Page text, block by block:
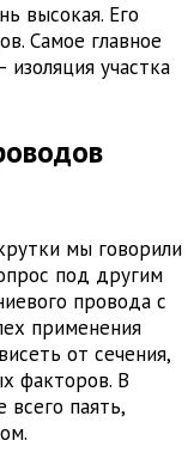
высокая. Его
Самое главное
участка
мы говорили
под другим
провода с
применения
от сечения,
факторов. В
паять,